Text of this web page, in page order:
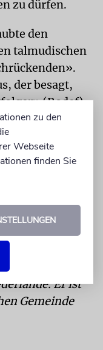
zu dürfen.
den
talmudischen
der besagt,
(Rodef)
er einen
und keine
das Opfer
Fall,
als ein
Beit
Er ist
Gemeinde
zu den
Webseite
finden Sie